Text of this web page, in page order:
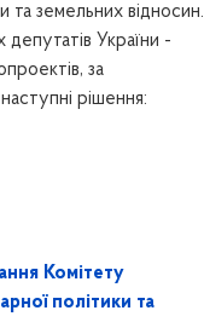
та земельних відносин.
України -
за
рішення:
Комітету
політики та